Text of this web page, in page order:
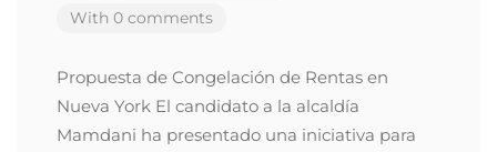
With 0 comments
Propuesta de Congelación de Rentas en
Nueva York El candidato a la alcaldía
Mamdani ha presentado una iniciativa para